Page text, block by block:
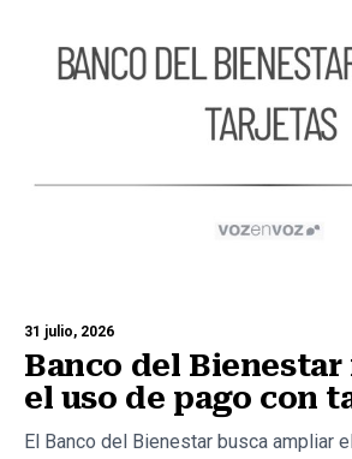
31 julio, 2026
Banco del
el uso de pago con
El Banco del Bienestar busca ampliar